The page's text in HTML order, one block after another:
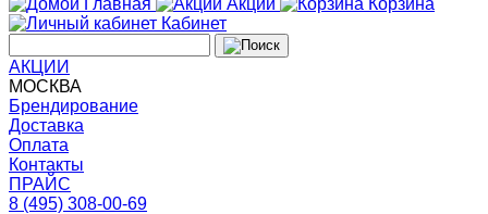
Главная
Акции
Корзина
Кабинет
АКЦИИ
МОСКВА
Брендирование
Доставка
Оплата
Контакты
ПРАЙС
8 (495) 308-00-69